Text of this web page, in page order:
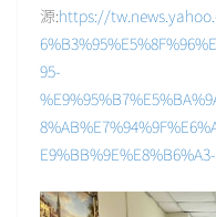
源:https://
95-